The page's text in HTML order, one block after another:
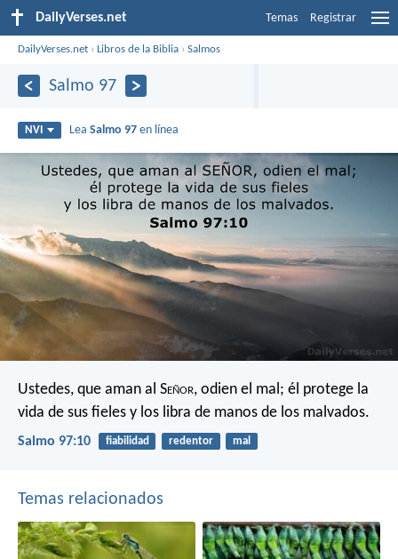
DailyVerses.net Temas Registrar
DailyVerses.net ›Libros de la Biblia ›Salmos
Salmo 97
NVI LeaSalmo 97 en línea
Ustedes, que aman al Señor, odien el mal; él protege la
vida de sus fieles y los libra de manos de los malvados.
Salmo 97:10 fiabilidad redentor mal
Temas relacionados